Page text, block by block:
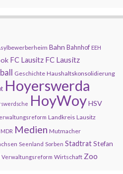
Bahn Bahnhof EEH
FC Lausitz FC Lausitz
Geschichte Haushaltskonsolidierung
Hoyerswerda
HoyWoyHSV
Landkreis Lausitz
MDR Medien Mutmacher
Seenland Sorben StadtratStefan
Verwaltungsreform Wirtschaft Zoo